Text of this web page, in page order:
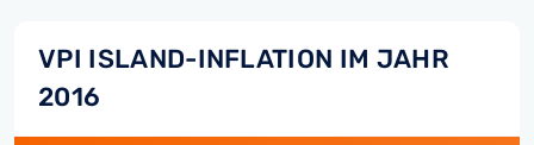
VPI ISLAND-INFLATION IM JAHR
2016